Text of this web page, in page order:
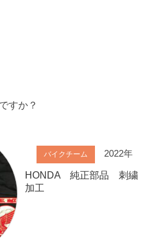
すか？
バイクチーム 2022年
HONDA 純正部品 刺繍
加工